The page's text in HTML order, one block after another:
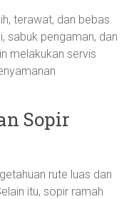
terawat, dan bebas
sabuk pengaman, dan
melakukan servis
Sopir
rute luas dan
itu, sopir ramah